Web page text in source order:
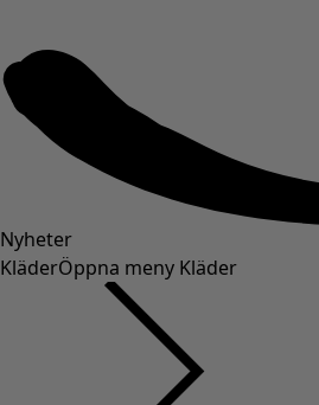
Nyheter
KläderÖppna meny Kläder